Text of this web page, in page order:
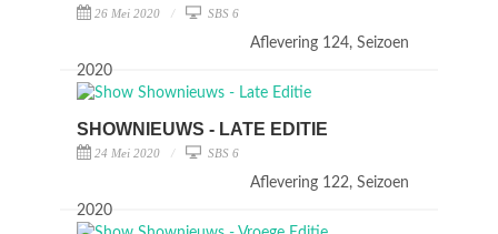
26 Mei 2020 SBS 6
Aflevering 124, Seizoen
2020
SHOWNIEUWS - LATE EDITIE
24 Mei 2020 SBS 6
Aflevering 122, Seizoen
2020